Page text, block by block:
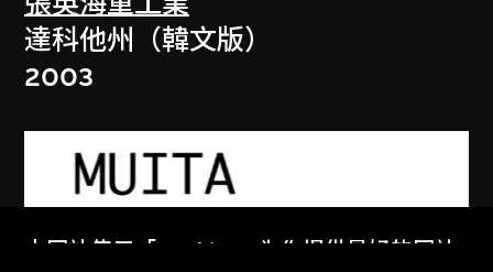
達科他州（韓文版）
2003
本网站使用「Cookies」为你提供最好的网站